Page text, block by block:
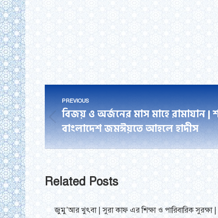
Post
navigation
PREVIOUS
Previous
post:
বিজয় ও অর্জনের মাস মাহে রামাযান
বাংলাদেশ জমঈয়তে আহলে হাদীস
Related Posts
জুমু’আর খুৎবা | সুরা কাফ এর শিক্ষা ও পারিবারিক সুরক্ষা |